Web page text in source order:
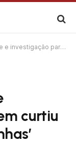
curtiu ‘O Homem das Castanhas’
curtiu